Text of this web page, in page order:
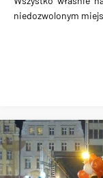
niedozwolonym